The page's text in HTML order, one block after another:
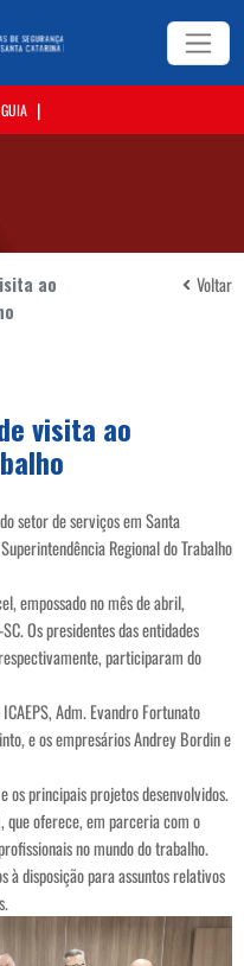
|
ao
Voltar
visita ao
setor de serviços em Santa
Regional do Trabalho
empossado no mês de abril,
Os presidentes das entidades
participaram do
Adm. Evandro Fortunato
e os empresários Andrey Bordin e
os principais projetos desenvolvidos.
que oferece, em parceria com o
no mundo do trabalho.
à disposição para assuntos relativos